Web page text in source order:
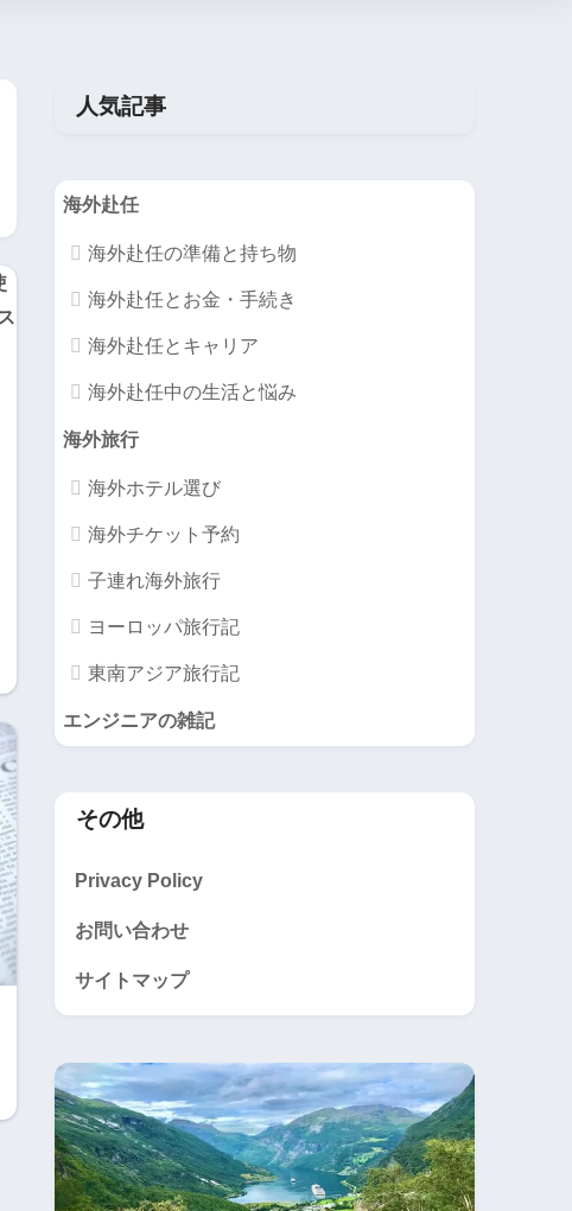
人気記事
海外赴任
海外赴任の準備と持ち物
海外赴任とお金・手続き
海外赴任とキャリア
海外赴任中の生活と悩み
海外旅行
海外ホテル選び
海外チケット予約
子連れ海外旅行
ヨーロッパ旅行記
東南アジア旅行記
エンジニアの雑記
その他
Privacy Policy
お問い合わせ
サイトマップ